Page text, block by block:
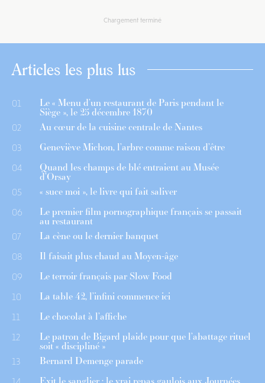
Chargement terminé
Articles les plus lus
01 Le « Menu d’un restaurant de Paris pendant le
Siège », le 25 décembre 1870
02 Au cœur de la cuisine centrale de Nantes
03 Geneviève Michon, l’arbre comme raison d’être
04 Quand les champs de blé entraient au Musée
d’Orsay
05 « suce moi », le livre qui fait saliver
06 Le premier film pornographique français se passait
au restaurant
07 La cène ou le dernier banquet
08 Il faisait plus chaud au Moyen-âge
09 Le terroir français par Slow Food
10 La table 42, l’infini commence ici
11 Le chocolat à l’affiche
12 Le patron de Bigard plaide pour que l’abattage rituel
soit « discipliné »
13 Bernard Demenge parade